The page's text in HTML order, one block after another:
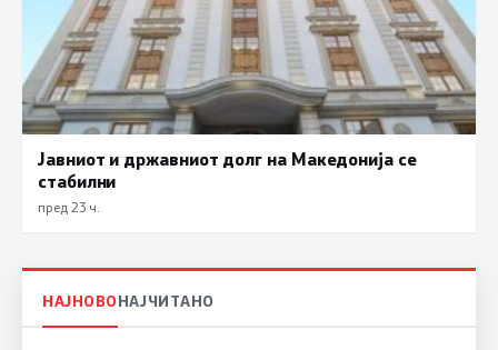
Јавниот и државниот долг на Македонија се
стабилни
пред 23 ч.
НАЈНОВОНАЈЧИТАНО